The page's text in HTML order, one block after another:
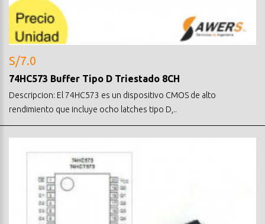
S/7.0
74HC573 Buffer Tipo D Triestado 8CH
Descripcion: El 74HC573 es un dispositivo CMOS de alto
rendimiento que incluye ocho latches tipo D,..